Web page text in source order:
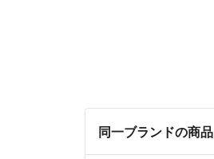
同一ブランドの商品